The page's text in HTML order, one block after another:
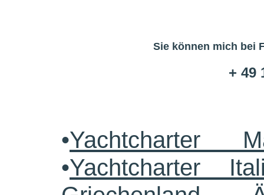
Sie können mich bei
+ 49
•Yachtcharter
•Yachtcharter